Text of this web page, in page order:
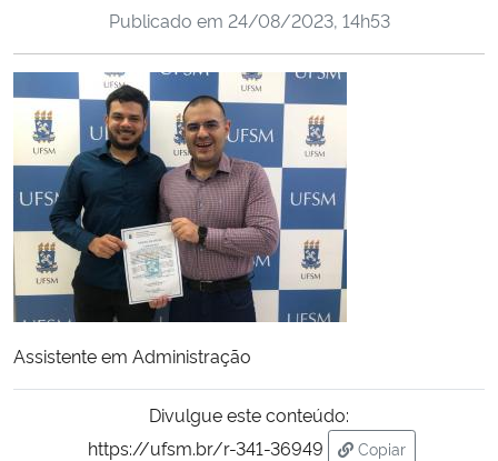
Ministério da Cidadania
Ministério da Saúde
Ministério de Minas e Energia
Ministério da Ciência, Tecnologia, Inovações e Comunicações
Ministério do Meio Ambiente
Ministério do Turismo
Ministério do Desenvolvimento Regional
Publicado em 24/08/2023, 14h53
Assistente em Administração
Divulgue este conteúdo:
https://ufsm.br/r-341-36949
Copiar